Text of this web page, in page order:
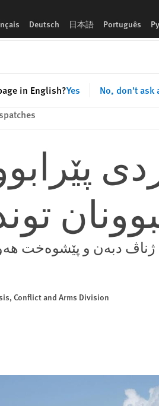
Deutsch 日本語 Português
in English?Yes No, don't ask
Conflict and Arms Division